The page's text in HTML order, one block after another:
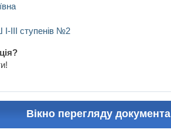
III ступенів №2
Вікно перегляду документа